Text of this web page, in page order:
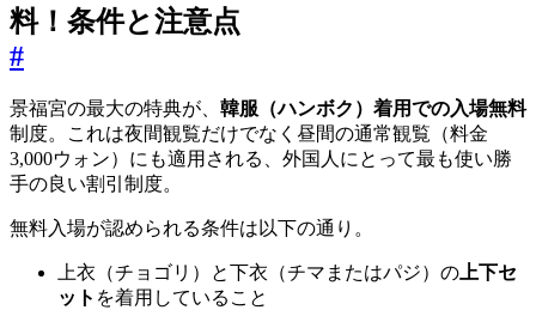
料！条件と注意点
#
景福宮の最大の特典が、 韓服（ハンボク）着用での入場無料
制度。これは夜間観覧だけでなく昼間の通常観覧（料金
3,000ウォン）にも適用される、外国人にとって最も使い勝
手の良い割引制度。
無料入場が認められる条件は以下の通り。
上衣（チョゴリ）と下衣（チマまたはパジ）の 上下セ
ット を着用していること